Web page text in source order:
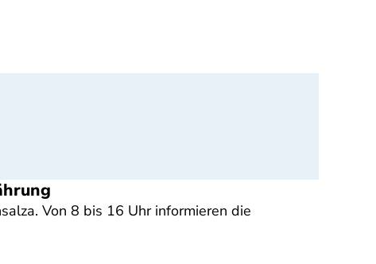
Von 8 bis 16 Uhr informieren die